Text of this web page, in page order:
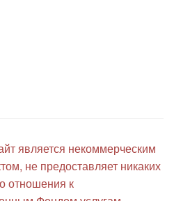
является некоммерческим
не предоставляет никаких
отношения к